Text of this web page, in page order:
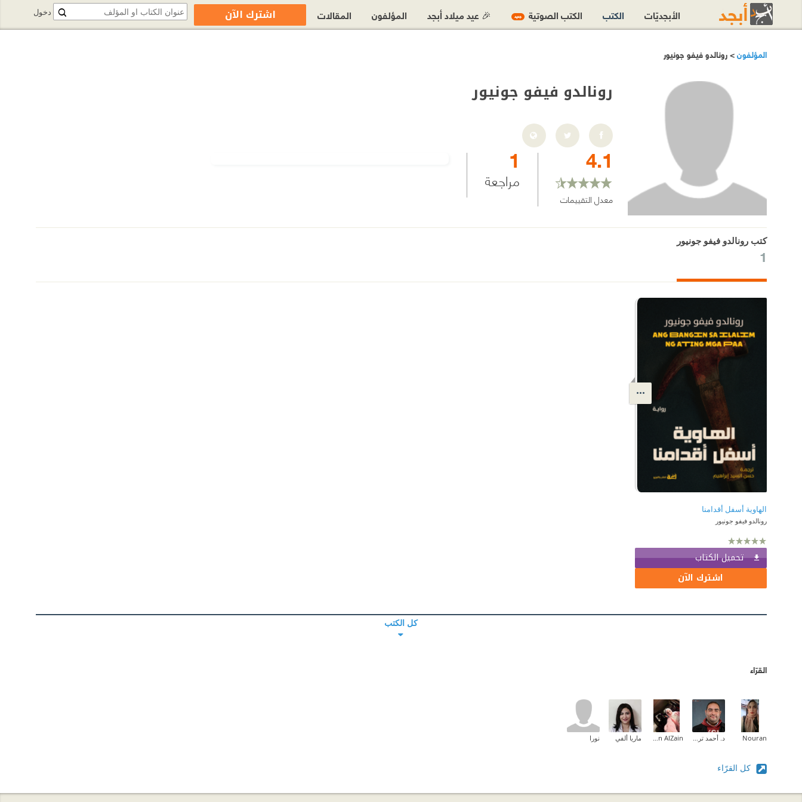
المؤلفون> رونالدو فيفو جونيور
رونالدو فيفو جونيور
4.1
معدل التقييمات
1
مراجعة
كتب رونالدو فيفو جونيور
1
الهاوية أسفل أقدامنا
رونالدو فيفو جونيور
تحميل الكتاب
اشترك الآن
كل الكتب
القرّاء
Nouran ماريا ألفي نورا
كل القرّاء
دخول الأبجديّات الكتب الكتب الصوتية جديد 🎉 عيد ميلاد أبجد المؤلفون المقالات اشترك الآن